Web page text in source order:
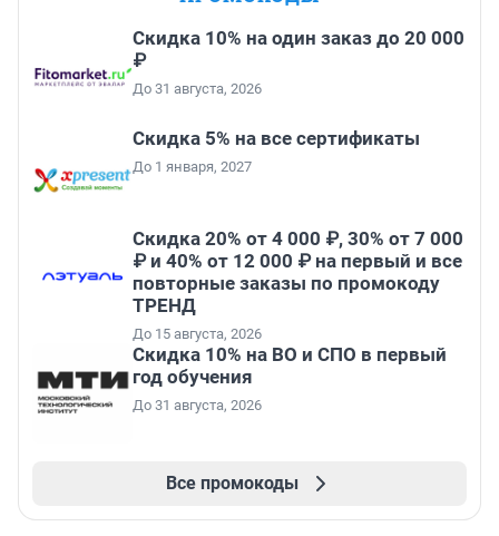
Скидка 10% на один заказ до 20 000
₽
До 31 августа, 2026
Скидка 5% на все сертификаты
До 1 января, 2027
Скидка 20% от 4 000 ₽, 30% от 7 000
₽ и 40% от 12 000 ₽ на первый и все
повторные заказы по промокоду
ТРЕНД
До 15 августа, 2026
Скидка 10% на ВО и СПО в первый
год обучения
До 31 августа, 2026
Все промокоды